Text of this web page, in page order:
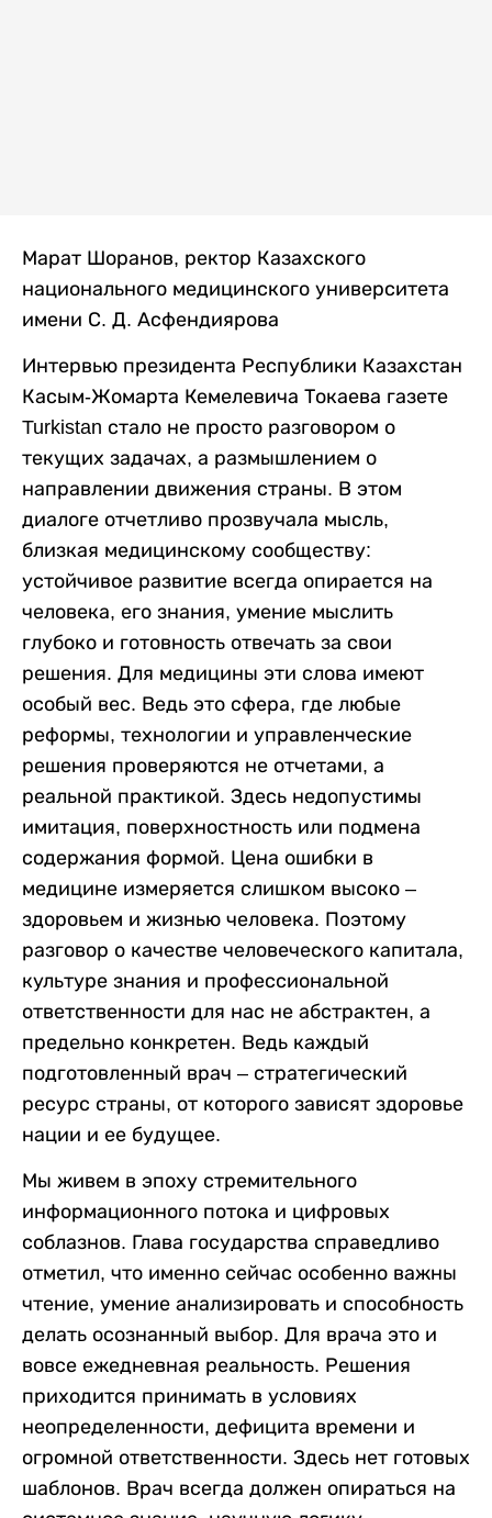
Марат Шоранов, ректор Казахского
национального медицинского университета
имени С. Д. Асфендиярова
Интервью президента Республики Казахстан
Касым-Жомарта Кемелевича Токаева газете
Turkistan стало не просто разговором о
текущих задачах, а размышлением о
направлении движения страны. В этом
диалоге отчетливо прозвучала мысль,
близкая медицинскому сообществу:
устойчивое развитие всегда опирается на
человека, его знания, умение мыслить
глубоко и готовность отвечать за свои
решения. Для медицины эти слова имеют
особый вес. Ведь это сфера, где любые
реформы, технологии и управленческие
решения проверяются не отчетами, а
реальной практикой. Здесь недопустимы
имитация, поверхностность или подмена
содержания формой. Цена ошибки в
медицине измеряется слишком высоко –
здоровьем и жизнью человека. Поэтому
разговор о качестве человеческого капитала,
культуре знания и профессиональной
ответственности для нас не абстрактен, а
предельно конкретен. Ведь каждый
подготовленный врач – стратегический
ресурс страны, от которого зависят здоровье
нации и ее будущее.
Мы живем в эпоху стремительного
информационного потока и цифровых
соблазнов. Глава государства справедливо
отметил, что именно сейчас особенно важны
чтение, умение анализировать и способность
делать осознанный выбор. Для врача это и
вовсе ежедневная реальность. Решения
приходится принимать в условиях
неопределенности, дефицита времени и
огромной ответственности. Здесь нет готовых
шаблонов. Врач всегда должен опираться на